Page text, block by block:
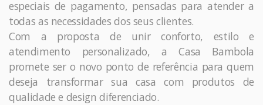
especiais de pagamento, pensadas para atender a
todas as necessidades dos seus clientes.
Com a proposta de unir conforto, estilo e
atendimento personalizado, a Casa Bambola
promete ser o novo ponto de referência para quem
deseja transformar sua casa com produtos de
qualidade e design diferenciado.